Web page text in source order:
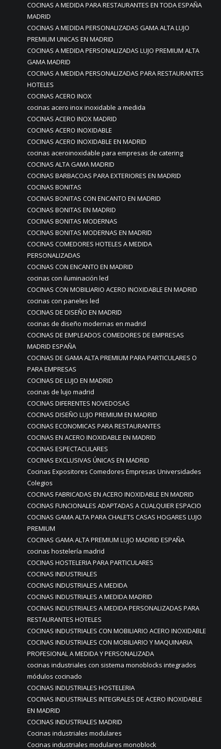
COCINAS A MEDIDA PARA RESTAURANTES EN TODA ESPAÑA
MADRID
COCINAS A MEDIDA PERSONALIZADAS GAMA ALTA LUJO
PREMIUM UNICAS EN MADRID
COCINAS A MEDIDA PERSONALIZADAS LUJO PREMIUM ALTA
GAMA MADRID
COCINAS A MEDIDA PERSONALIZADAS PARA RESTAURANTES
HOTELES
COCINAS ACERO INOX
cocinas acero inox inoxidable a medida
COCINAS ACERO INOX MADRID
COCINAS ACERO INOXIDABLE
COCINAS ACERO INOXIDABLE EN MADRID
cocinas aceroinoxidable para empresas de catering
COCINAS ALTA GAMA MADRID
COCINAS BARBACOAS PARA EXTERIORES EN MADRID
COCINAS BONITAS
COCINAS BONITAS CON ENCANTO EN MADRID
COCINAS BONITAS EN MADRID
COCINAS BONITAS MODERNAS
COCINAS BONITAS MODERNAS EN MADRID
COCINAS COMEDORES HOTELES A MEDIDA
PERSONALIZADAS
COCINAS CON ENCANTO EN MADRID
cocinas con iluminación led
COCINAS CON MOBILIARIO ACERO INOXIDABLE EN MADRID
cocinas con paneles led
COCINAS DE DISEÑO EN MADRID
cocinas de diseño modernas en madrid
COCINAS DE EMPLEADOS COMEDORES DE EMPRESAS
MADRID ESPAÑA
COCINAS DE GAMA ALTA PREMIUM PARA PARTICULARES O
PARA EMPRESAS
COCINAS DE LUJO EN MADRID
cocinas de lujo madrid
COCINAS DIFERENTES NOVEDOSAS
COCINAS DISEÑO LUJO PREMIUM EN MADRID
COCINAS ECONOMICAS PARA RESTAURANTES
COCINAS EN ACERO INOXIDABLE EN MADRID
COCINAS ESPECTACULARES
COCINAS EXCLUSIVAS ÚNICAS EN MADRID
Cocinas Expositores Comedores Empresas Universidades
Colegios
COCINAS FABRICADAS EN ACERO INOXIDABLE EN MADRID
COCINAS FUNCIONALES ADAPTADAS A CUALQUIER ESPACIO
COCINAS GAMA ALTA PARA CHALETS CASAS HOGARES LUJO
PREMIUM
COCINAS GAMA ALTA PREMIUM LUJO MADRID ESPAÑA
cocinas hostelería madrid
COCINAS HOSTELERIA PARA PARTICULARES
COCINAS INDUSTRIALES
COCINAS INDUSTRIALES A MEDIDA
COCINAS INDUSTRIALES A MEDIDA MADRID
COCINAS INDUSTRIALES A MEDIDA PERSONALIZADAS PARA
RESTAURANTES HOTELES
COCINAS INDUSTRIALES CON MOBILIARIO ACERO INOXIDABLE
COCINAS INDUSTRIALES CON MOBILIARIO Y MAQUINARIA
PROFESIONAL A MEDIDA Y PERSONALIZADA
cocinas industriales con sistema monoblocks integrados
módulos cocinado
COCINAS INDUSTRIALES HOSTELERIA
COCINAS INDUSTRIALES INTEGRALES DE ACERO INOXIDABLE
EN MADRID
COCINAS INDUSTRIALES MADRID
Cocinas industriales modulares
Cocinas industriales modulares monoblock